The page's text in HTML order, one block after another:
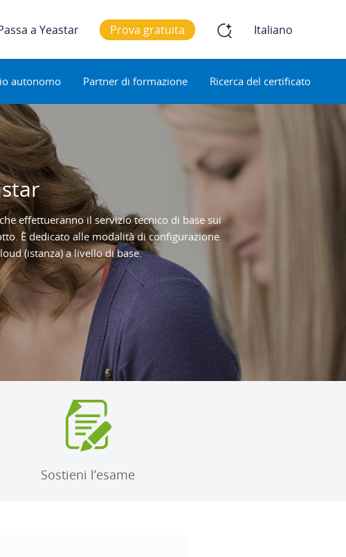
a Yeastar Prova gratuita Italiano
autonomo Partner di formazione Ricerca del certificato
effettueranno il servizio tecnico di base sui
È dedicato alle modalità di configurazione
(istanza) a livello di base.
Sostieni l’esame